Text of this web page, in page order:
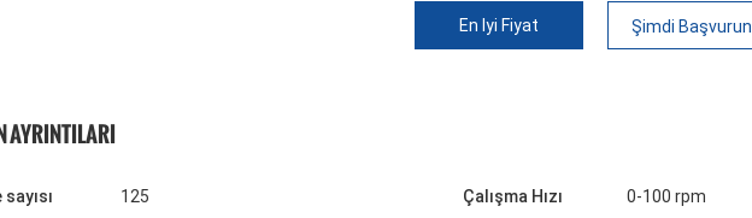
En Iyi Fiyat Şimdi Başvurun
AYRINTILARI
125 Çalışma Hızı 0-100 rpm